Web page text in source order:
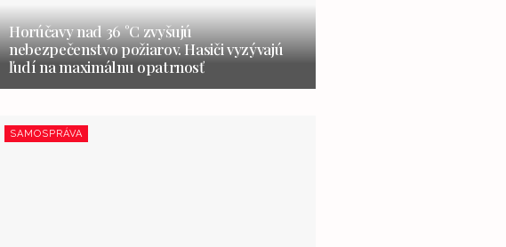
Horúčavy nad 36 °C zvyšujú
nebezpečenstvo požiarov. Hasiči vyzývajú
ľudí na maximálnu opatrnosť
SAMOSPRÁVA